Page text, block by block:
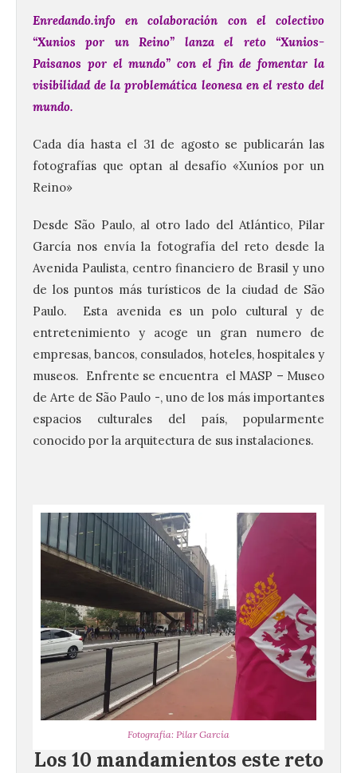
Enredando.info en colaboración con el colectivo
“Xunios por un Reino” lanza el reto “Xunios-
Paisanos por el mundo” con el fin de fomentar la
visibilidad de la problemática leonesa en el resto del
mundo.
Cada día hasta el 31 de agosto se publicarán las
fotografías que optan al desafío «Xuníos por un
Reino»
Desde São Paulo, al otro lado del Atlántico, Pilar
García nos envía la fotografía del reto desde la
Avenida Paulista, centro financiero de Brasil y uno
de los puntos más turísticos de la ciudad de São
Paulo. Esta avenida es un polo cultural y de
entretenimiento y acoge un gran numero de
empresas, bancos, consulados, hoteles, hospitales y
museos. Enfrente se encuentra el MASP – Museo
de Arte de São Paulo -, uno de los más importantes
espacios culturales del país, popularmente
conocido por la arquitectura de sus instalaciones.
Fotografía: Pilar García
Los 10 mandamientos este reto